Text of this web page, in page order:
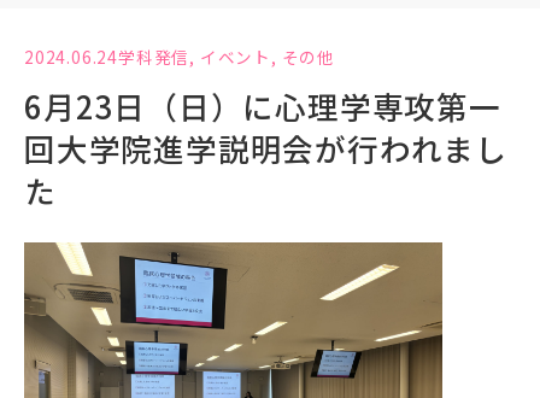
2024.06.24学科発信, イベント , その他
6月23日（日）に心理学専攻第一
回大学院進学説明会が行われまし
た